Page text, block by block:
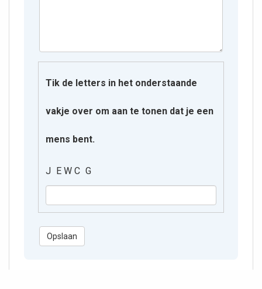
Tik de letters in het onderstaande
vakje over om aan te tonen dat je een
mens bent.
J E W C G